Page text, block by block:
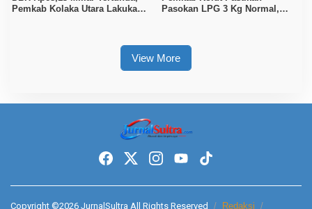
Pemkab Kolaka Utara Lakukan
Pasokan LPG 3 Kg Normal,
View More
Copyright ©2026 JurnalSultra All Rights Reserved Redaksi